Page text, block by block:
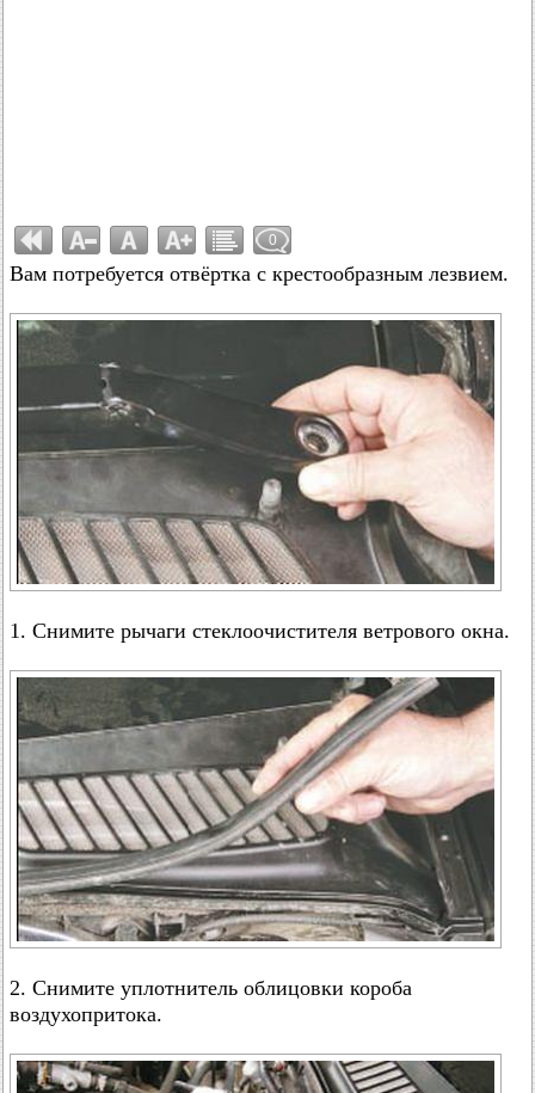
0
Вам потребуется отвёртка с крестообразным лезвием.
1. Снимите рычаги стеклоочистителя ветрового окна.
2. Снимите уплотнитель облицовки короба
воздухопритока.